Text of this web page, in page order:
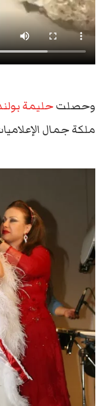
وحصلتحليمة
ملكة جمال الإعلاميات